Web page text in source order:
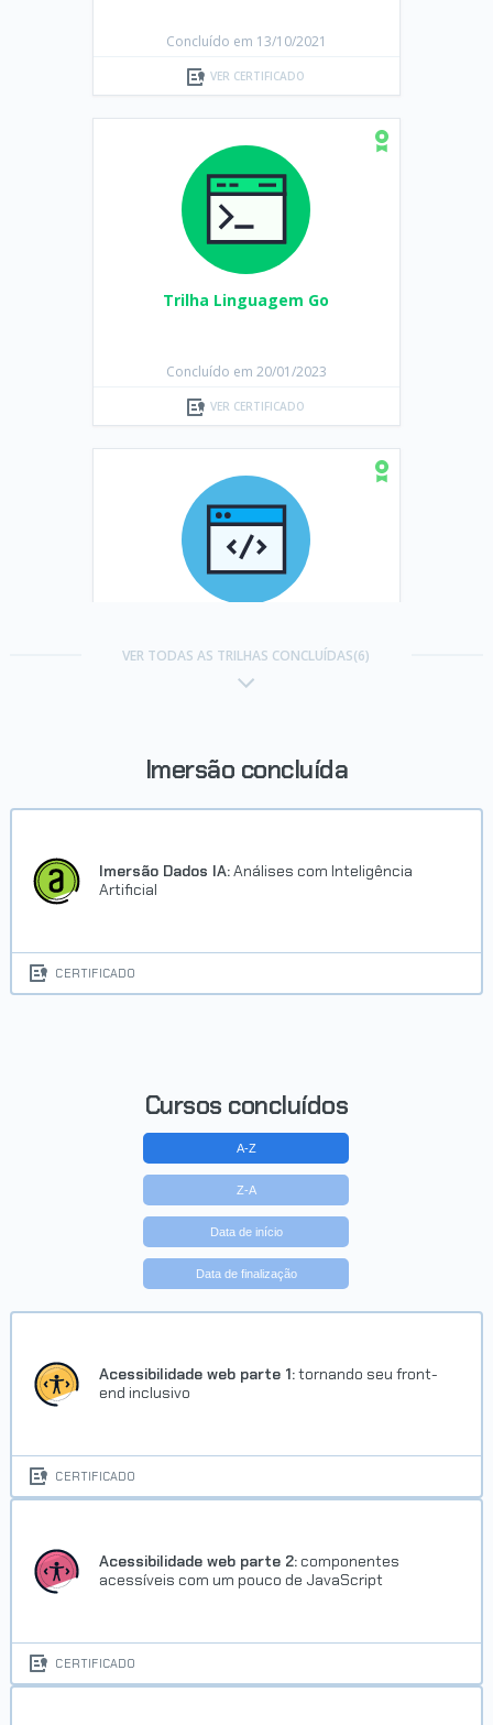
Concluído em 13/10/2021
VER CERTIFICADO
Trilha Linguagem Go
Concluído em 20/01/2023
VER CERTIFICADO
projetos Web
Carreira Desenvolvedor Java
Carreira Python
VER TODAS AS TRILHAS CONCLUÍDAS(6)
Imersão concluída
Imersão Dados IA:Análises com Inteligência
Artificial
CERTIFICADO
Cursos concluídos
A-Z
Z-A
Data de início
Data de finalização
Acessibilidade web parte 1:tornando seu front-
end inclusivo
CERTIFICADO
Acessibilidade web parte 2: componentes
acessíveis com um pouco de JavaScript
CERTIFICADO